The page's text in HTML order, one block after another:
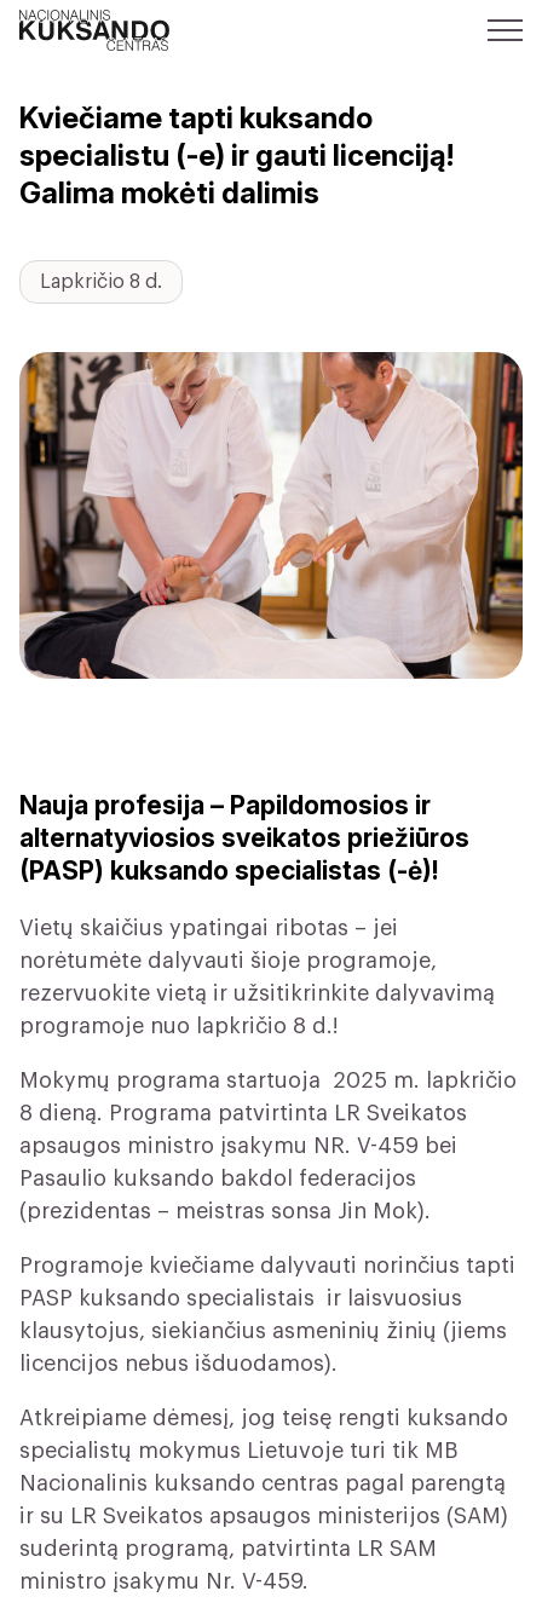
Kviečiame tapti kuksando
specialistu (-e) ir gauti licenciją!
Galima mokėti dalimis
Lapkričio 8 d.
Nauja profesija – Papildomosios ir
alternatyviosios sveikatos priežiūros
(PASP) kuksando specialistas (-ė)!
Vietų skaičius ypatingai ribotas – jei
norėtumėte dalyvauti šioje programoje,
rezervuokite vietą ir užsitikrinkite dalyvavimą
programoje nuo lapkričio 8 d.!
Mokymų programa startuoja 2025 m. lapkričio
8 dieną. Programa patvirtinta LR Sveikatos
apsaugos ministro įsakymu NR. V-459 bei
Pasaulio kuksando bakdol federacijos
(prezidentas – meistras sonsa Jin Mok).
Programoje kviečiame dalyvauti norinčius tapti
PASP kuksando specialistais ir laisvuosius
klausytojus, siekiančius asmeninių žinių (jiems
licencijos nebus išduodamos).
Atkreipiame dėmesį, jog teisę rengti kuksando
specialistų mokymus Lietuvoje turi tik MB
Nacionalinis kuksando centras pagal parengtą
ir su LR Sveikatos apsaugos ministerijos (SAM)
suderintą programą, patvirtinta LR SAM
ministro įsakymu Nr. V-459.